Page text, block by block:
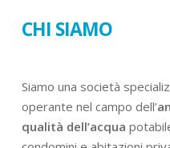
CHI SIAMO
Siamo una società
operante nel campo dell’
qualità dell’acqua